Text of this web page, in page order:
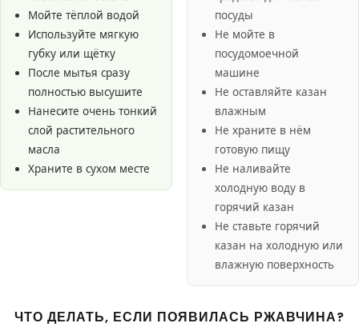
Мойте тёплой водой
Используйте мягкую
губку или щётку
После мытья сразу
полностью высушите
Нанесите очень тонкий
слой растительного
масла
Храните в сухом месте
посуды
Не мойте в
посудомоечной
машине
Не оставляйте казан
влажным
Не храните в нём
готовую пищу
Не наливайте
холодную воду в
горячий казан
Не ставьте горячий
казан на холодную или
влажную поверхность
ЧТО ДЕЛАТЬ, ЕСЛИ ПОЯВИЛАСЬ РЖАВЧИНА?